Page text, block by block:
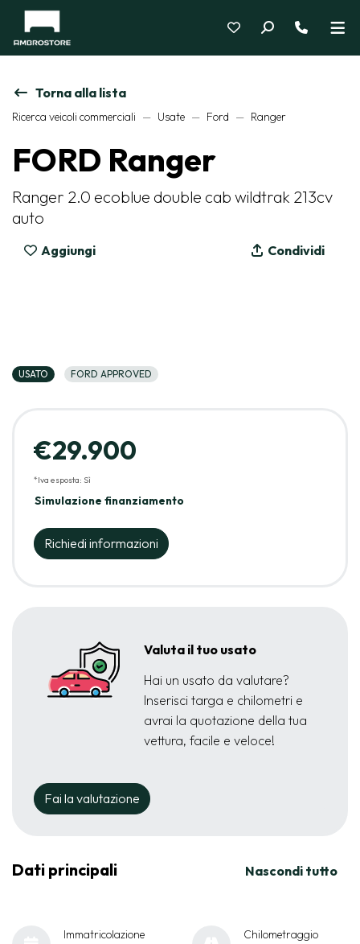
Torna alla lista
Ricerca veicoli commerciali Usate Ford Ranger
FORD Ranger
Ranger 2.0 ecoblue double cab wildtrak 213cv
auto
Aggiungi Condividi
USATO FORD APPROVED
€29.900
*Iva esposta: Sì
Simulazione finanziamento
Richiedi informazioni
Valuta il tuo usato
Hai un usato da valutare?
Inserisci targa e chilometri e
avrai la quotazione della tua
vettura, facile e veloce!
Fai la valutazione
Dati principali Nascondi tutto
Immatricolazione Chilometraggio